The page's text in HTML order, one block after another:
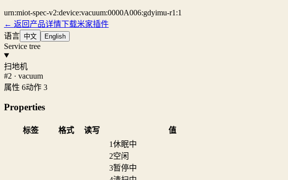
urn:miot-spec-v2:device:vacuum:0000A006:gdyimu-r1:1
← 返回产品详情下载米家插件
语言 中文 English
Service tree
扫地机
#2 · vacuum
属性 6动作 3
Properties
标签 格式 读写 值
1休眠中
2空闲
3暂停中